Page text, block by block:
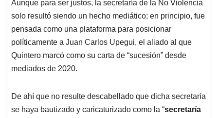
Aunque para ser justos, la secretaría de la No Violencia
solo resultó siendo un hecho mediático; en principio, fue
pensada como una plataforma para posicionar
políticamente a Juan Carlos Upegui, el aliado al que
Quintero marcó como su carta de “sucesión” desde
mediados de 2020.
De ahí que no resulte descabellado que dicha secretaría
se haya bautizado y caricaturizado como la “secretaría